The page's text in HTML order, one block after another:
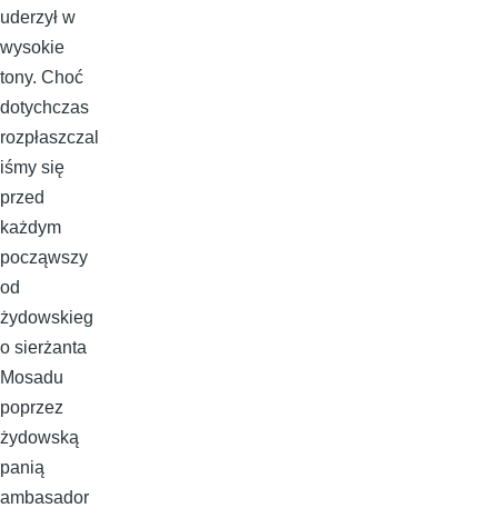
uderzył w
wysokie
tony. Choć
dotychczas
rozpłaszczal
iśmy się
przed
każdym
począwszy
od
żydowskieg
o sierżanta
Mosadu
poprzez
żydowską
panią
ambasador